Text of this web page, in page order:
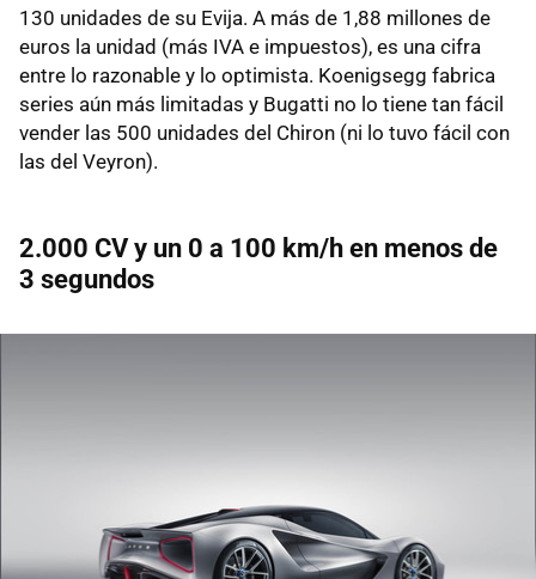
130 unidades de su Evija. A más de 1,88 millones de
euros la unidad (más IVA e impuestos), es una cifra
entre lo razonable y lo optimista. Koenigsegg fabrica
series aún más limitadas y Bugatti no lo tiene tan fácil
vender las 500 unidades del Chiron (ni lo tuvo fácil con
las del Veyron).
2.000 CV y un 0 a 100 km/h en menos de
3 segundos